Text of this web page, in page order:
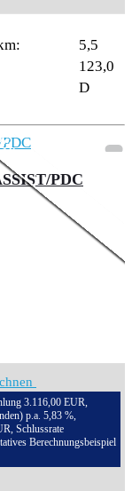
5,5
123,0
D
PDC
3.116,00 EUR,
p.a. 5,83 %,
Schlussrate
Berechnungsbeispiel